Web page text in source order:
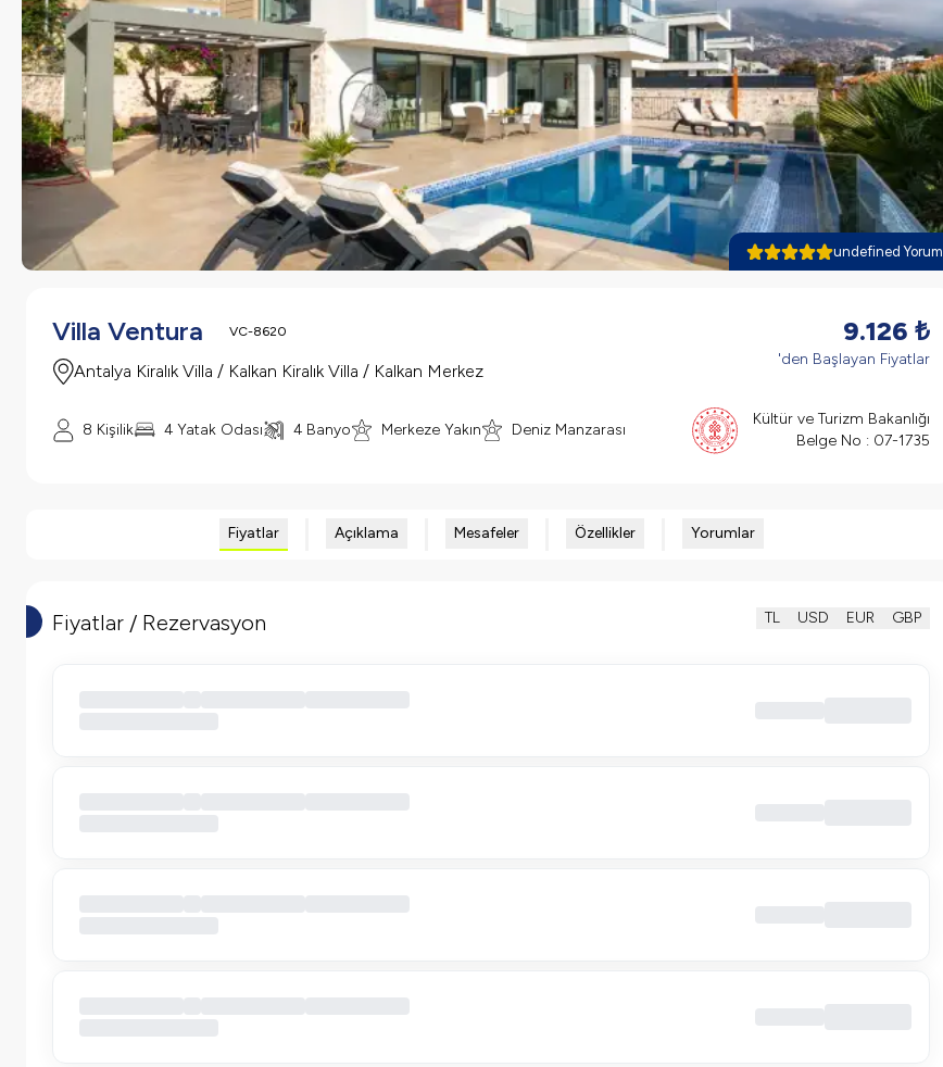
undefined Yorum
Villa Ventura VC-8620
Antalya Kiralık Villa / Kalkan Kiralık Villa / Kalkan Merkez
9.126 ₺
'den Başlayan Fiyatlar
8 Kişilik 4 Yatak Odası 4 Banyo Merkeze Yakın Deniz Manzarası
Kültür ve Turizm Bakanlığı
Belge No : 07-1735
Fiyatlar Açıklama Mesafeler Özellikler Yorumlar
Fiyatlar / Rezervasyon TL USD EUR GBP